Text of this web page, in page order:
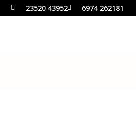
23520 43952 6974 262181